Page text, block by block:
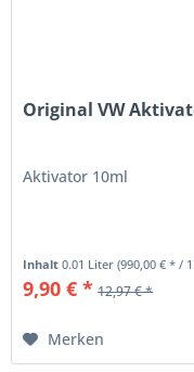
Original VW
Aktivator 10ml
Inhalt0.01 Liter(990,00 € * /
9,90 € * 12,97 € *
Merken